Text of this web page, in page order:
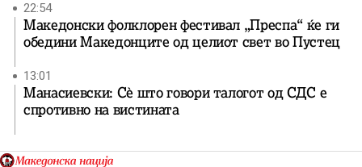
22:54
Македонски фолклорен фестивал „Преспа“ ќе ги
обедини Македонците од целиот свет во Пустец
13:01
Манасиевски: Сè што говори талогот од СДС е
спротивно на вистината